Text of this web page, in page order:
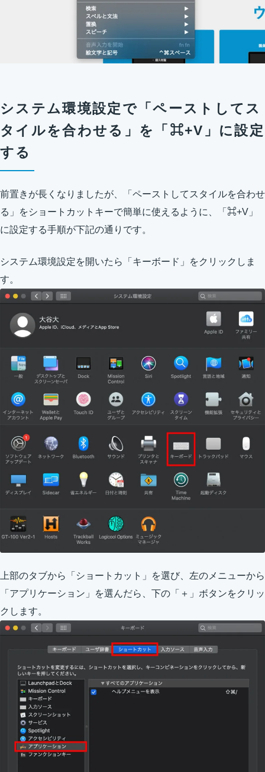
システム環境設定で「ペーストしてス
タイルを合わせる」を「⌘+V」に設定
する
前置きが長くなりましたが、「ペーストしてスタイルを合わせ
る」をショートカットキーで簡単に使えるように、「⌘+V」
に設定する手順が下記の通りです。
システム環境設定を開いたら「キーボード」をクリックしま
す。
上部のタブから「ショートカット」を選び、左のメニューから
「アプリケーション」を選んだら、下の「＋」ボタンをクリッ
クします。